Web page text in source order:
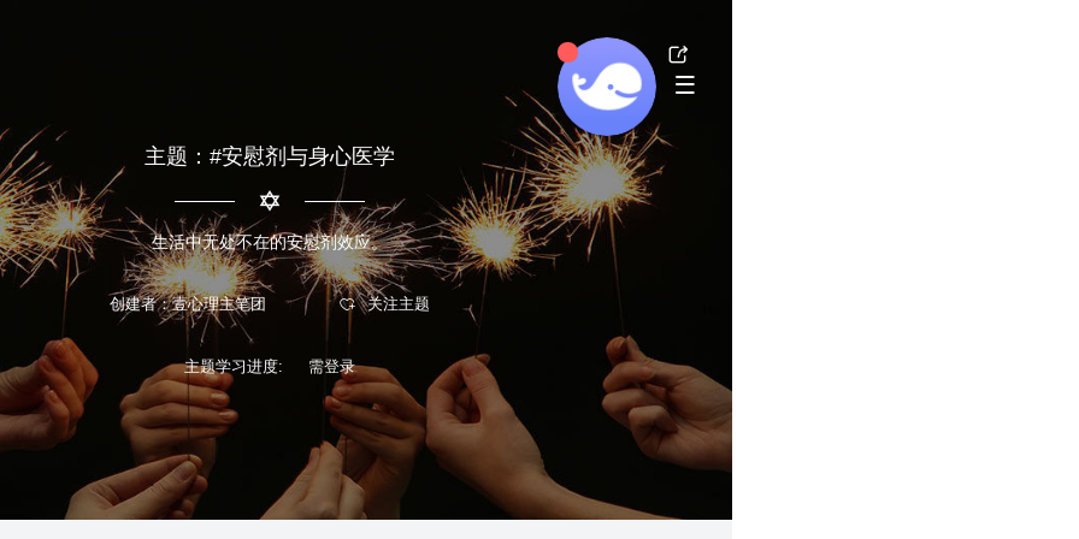
主题：#安慰剂与身心医学
生活中无处不在的安慰剂效应。
创建者：壹心理主笔团
主题学习进度: